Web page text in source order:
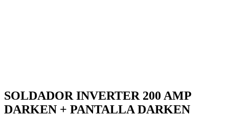
SOLDADOR INVERTER 200 AMP
DARKEN + PANTALLA DARKEN